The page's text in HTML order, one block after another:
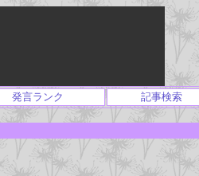
発言ランク 記事検索